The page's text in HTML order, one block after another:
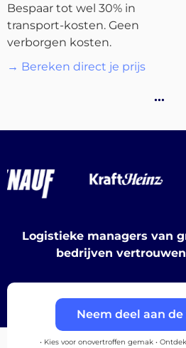
About
the
Ontdek
Nederlands
Bespaar tot wel 30% in
transport-kosten. Geen
verborgen kosten.
→ Bereken direct je prijs
…
Logistieke managers van
bedrijven
Neem deel aan
• Kies voor onovertroffen gemak •